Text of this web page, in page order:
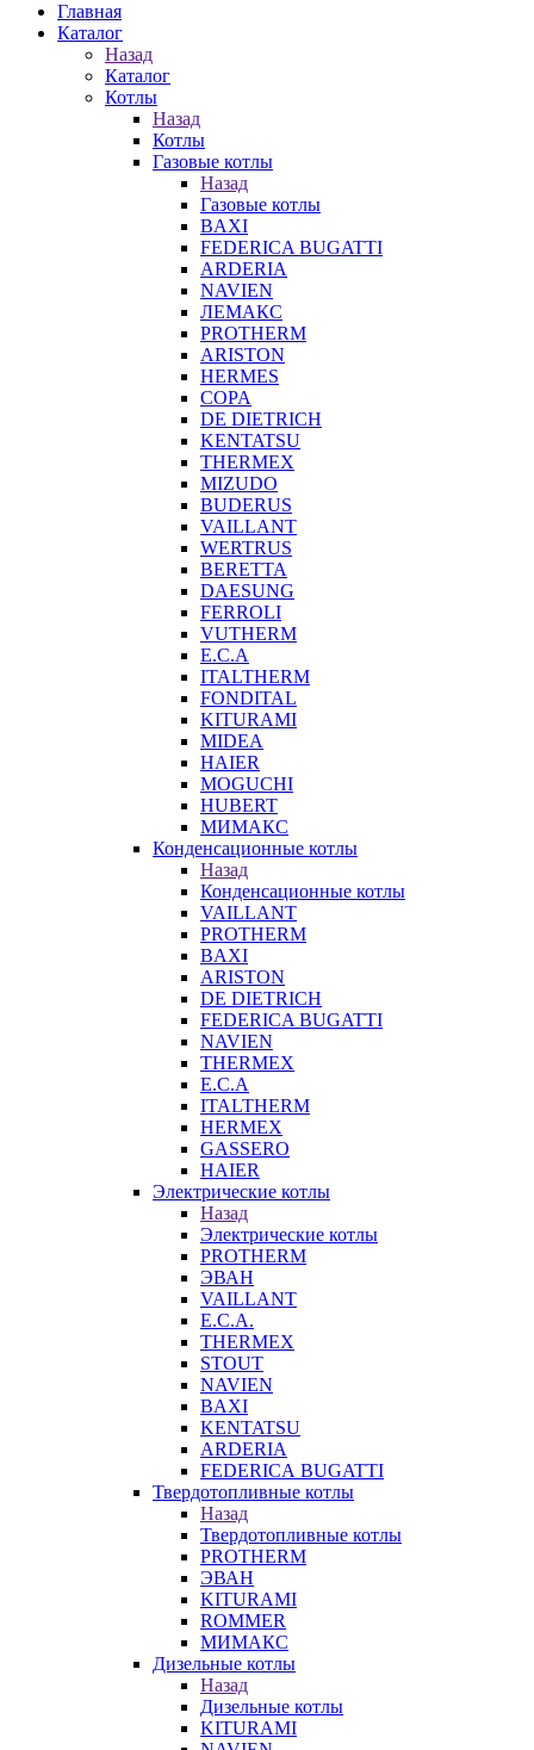
Главная
Каталог
Назад
Каталог
Котлы
Назад
Котлы
Газовые котлы
Назад
Газовые котлы
BAXI
FEDERICA BUGATTI
ARDERIA
NAVIEN
ЛЕМАКС
PROTHERM
ARISTON
HERMES
COPA
DE DIETRICH
KENTATSU
THERMEX
MIZUDO
BUDERUS
VAILLANT
WERTRUS
BERETTA
DAESUNG
FERROLI
VUTHERM
E.C.A
ITALTHERM
FONDITAL
KITURAMI
MIDEA
HAIER
MOGUCHI
HUBERT
МИМАКС
Конденсационные котлы
Назад
Конденсационные котлы
VAILLANT
PROTHERM
BAXI
ARISTON
DE DIETRICH
FEDERICA BUGATTI
NAVIEN
THERMEX
E.C.A
ITALTHERM
HERMEX
GASSERO
HAIER
Электрические котлы
Назад
Электрические котлы
PROTHERM
ЭВАН
VAILLANT
E.C.A.
THERMEX
STOUT
NAVIEN
BAXI
KENTATSU
ARDERIA
FEDERICА BUGATTI
Твердотопливные котлы
Назад
Твердотопливные котлы
PROTHERM
ЭВАН
KITURAMI
ROMMER
МИМАКС
Дизельные котлы
Назад
Дизельные котлы
KITURAMI